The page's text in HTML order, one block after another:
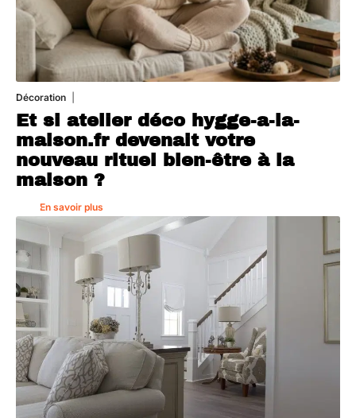
Décoration
Et si atelier déco hygge-a-la-
maison.fr devenait votre
nouveau rituel bien-être à la
maison ?
En savoir plus